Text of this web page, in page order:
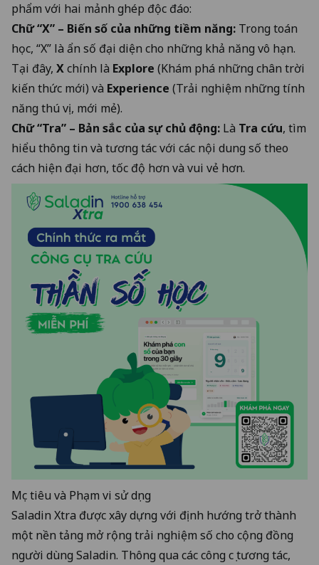
phẩm với hai mảnh ghép độc đáo:
Chữ “X” – Biến số của những tiềm năng: Trong toán
học, “X” là ẩn số đại diện cho những khả năng vô hạn.
Tại đây, Xchính là Explore (Khám phá những chân trời
kiến thức mới) và Experience (Trải nghiệm những tính
năng thú vị, mới mẻ).
Chữ “Tra” – Bản sắc của sự chủ động: Là Tra cứu, tìm
hiểu thông tin và tương tác với các nội dung số theo
cách hiện đại hơn, tốc độ hơn và vui vẻ hơn.
Mục tiêu và Phạm vi sử dụng
Saladin Xtra được xây dựng với định hướng trở thành
một nền tảng mở rộng trải nghiệm số cho cộng đồng
người dùng Saladin. Thông qua các công cụ tương tác,